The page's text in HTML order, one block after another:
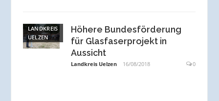
LANDKREIS
UELZEN
Höhere Bundesförderung
für Glasfaserprojekt in
Aussicht
Landkreis Uelzen 16/08/2018 0